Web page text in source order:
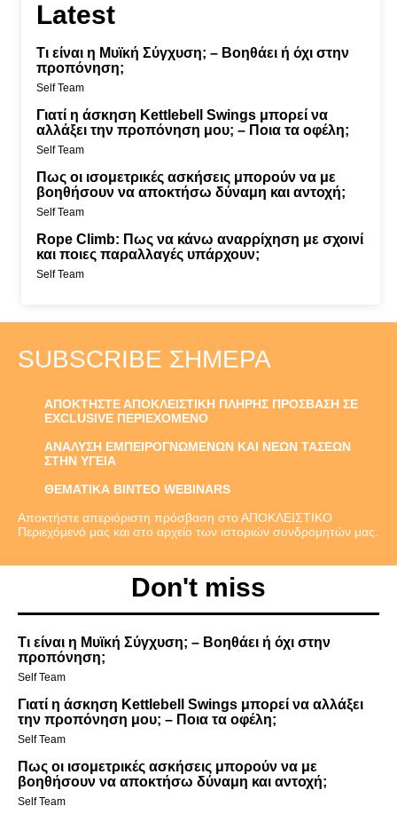
Latest
Τι είναι η Μυϊκή Σύγχυση; – Βοηθάει ή όχι στην
προπόνηση;
Self Team
Γιατί η άσκηση Kettlebell Swings μπορεί να
αλλάξει την προπόνηση μου; – Ποια τα οφέλη;
Self Team
Πως οι ισομετρικές ασκήσεις μπορούν να με
βοηθήσουν να αποκτήσω δύναμη και αντοχή;
Self Team
Rope Climb: Πως να κάνω αναρρίχηση με σχοινί
και ποιες παραλλαγές υπάρχουν;
Self Team
SUBSCRIBE ΣΉΜΕΡΑ
ΑΠΟΚΤΗΣΤΕ ΑΠΟΚΛΕΙΣΤΙΚΗ ΠΛΗΡΗΣ ΠΡΟΣΒΑΣΗ ΣΕ
EXCLUSIVE ΠΕΡΙΕΧΟΜΕΝΟ
ΑΝΑΛΥΣΗ ΕΜΠΕΙΡΟΓΝΩΜΕΝΩΝ ΚΑΙ ΝΕΩΝ ΤΑΣΕΩΝ
ΣΤΗΝ ΥΓΕΙΑ
ΘΕΜΑΤΙΚΑ ΒΙΝΤΕΟ WEBINARS
Αποκτήστε απεριόριστη πρόσβαση στο ΑΠΟΚΛΕΙΣΤΙΚΟ
Περιεχόμενό μας και στο αρχείο των ιστοριών συνδρομητών μας.
Don't miss
Τι είναι η Μυϊκή Σύγχυση; – Βοηθάει ή όχι στην
προπόνηση;
Self Team
Γιατί η άσκηση Kettlebell Swings μπορεί να αλλάξει
την προπόνηση μου; – Ποια τα οφέλη;
Self Team
Πως οι ισομετρικές ασκήσεις μπορούν να με
βοηθήσουν να αποκτήσω δύναμη και αντοχή;
Self Team